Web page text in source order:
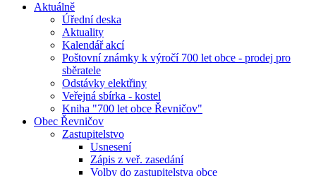
Aktuálně
Úřední deska
Aktuality
Kalendář akcí
Poštovní známky k výročí 700 let obce - prodej pro
sběratele
Odstávky elektřiny
Veřejná sbírka - kostel
Kniha "700 let obce Řevničov"
Obec Řevničov
Zastupitelstvo
Usnesení
Zápis z veř. zasedání
Volby do zastupitelstva obce